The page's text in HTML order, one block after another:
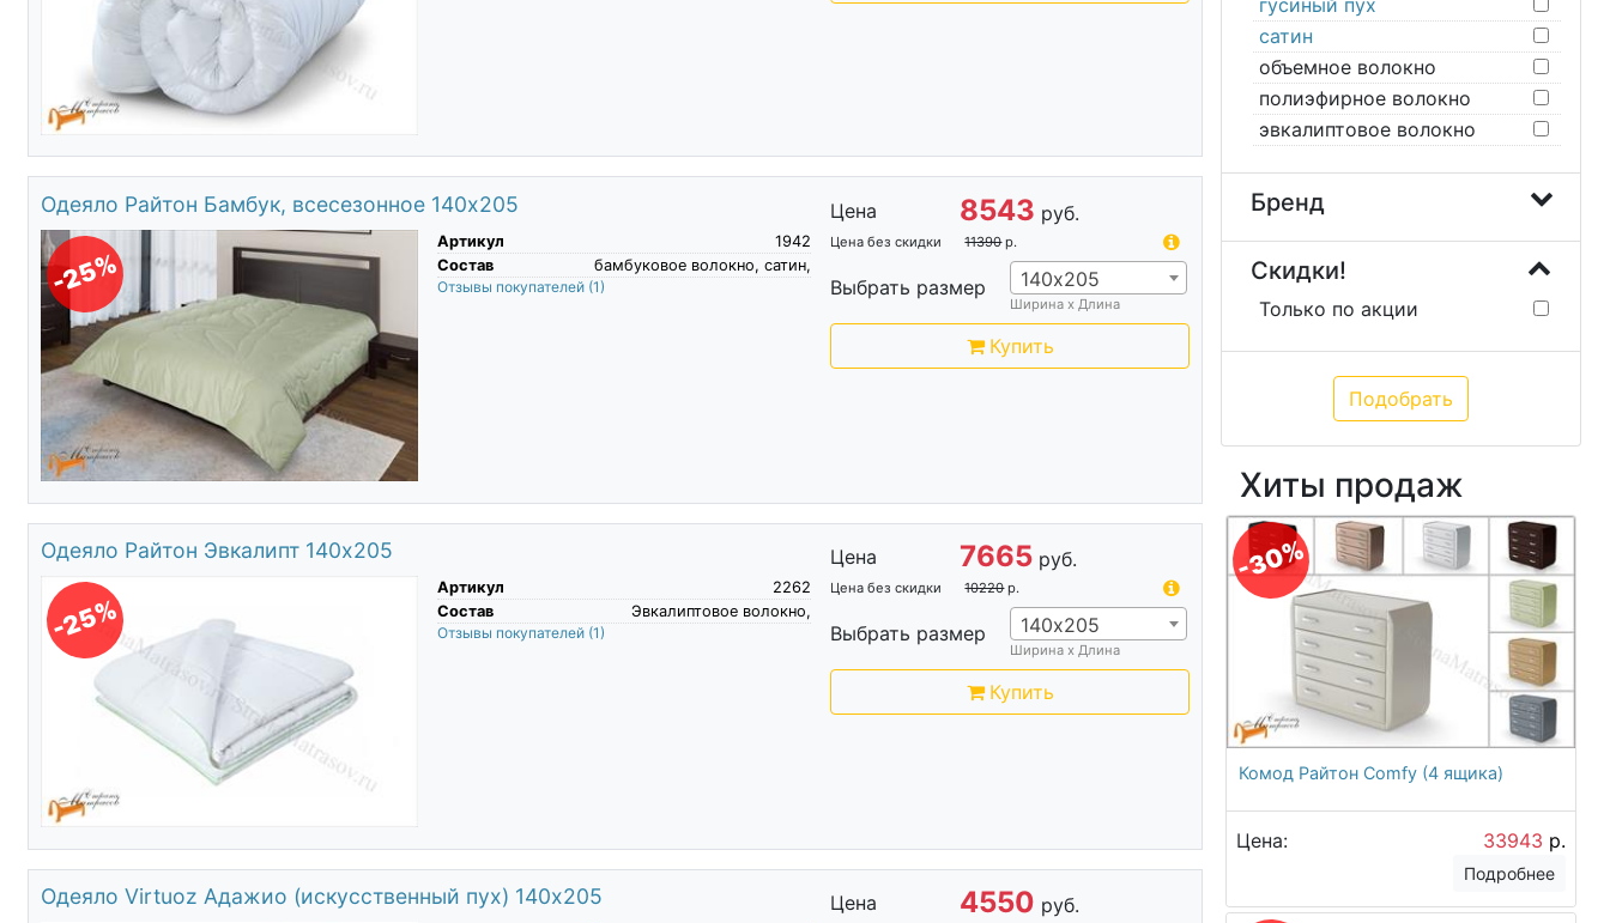
Одеяло Райтон Бамбук, всесезонное 140х205
-25%
Артикул
1942
Состав
бамбуковое волокно, сатин,
Отзывы покупателей (1)
Цена 8543 руб.
Цена без скидки 11390 р.
Выбрать размер 140х205
Ширина х Длина
Купить
Одеяло Райтон Эвкалипт 140х205
-25%
Артикул
2262
Состав
Эвкалиптовое волокно,
Отзывы покупателей (1)
Цена 7665 руб.
Цена без скидки 10220 р.
Выбрать размер 140х205
Ширина х Длина
Купить
Одеяло Virtuoz Адажио (искусственный пух) 140х205 Цена 4550 руб.
гусиный пух
сатин
объемное волокно
полиэфирное волокно
эвкалиптовое волокно
Бренд
Скидки!
Только по акции
Хиты продаж
-30%
Комод Райтон Comfy (4 ящика)
Цена: 33943 р.
Подробнее